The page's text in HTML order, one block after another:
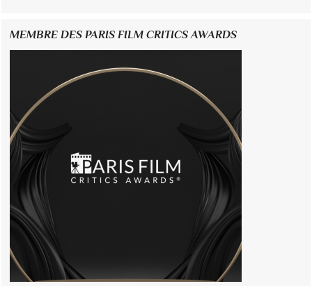
MEMBRE DES PARIS FILM CRITICS AWARDS